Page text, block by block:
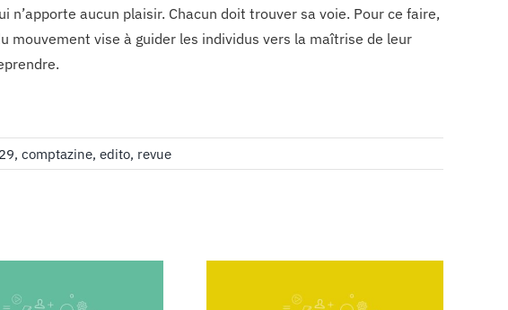
n’apporte aucun plaisir. Chacun doit trouver sa voie. Pour ce faire,
mouvement vise à guider les individus vers la maîtrise de leur
29, comptazine, edito, revue